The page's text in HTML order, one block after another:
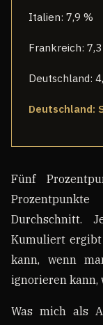
Italien: 7,9 %
Frankreich:
Deutschland:
Deutschland:
Fünf
Durchschnitt.
Kumuliert
kann, wenn
ignorieren kann,
Was mich als